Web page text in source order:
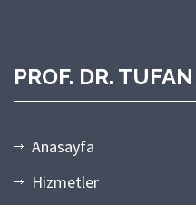
PROF. DR.
Anasayfa
Hizmetler